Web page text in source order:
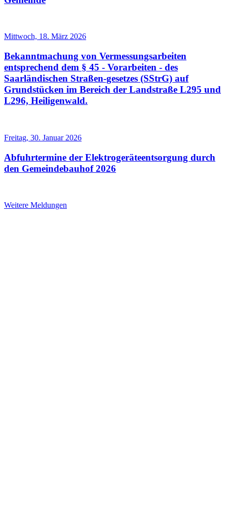
Mittwoch, 18. März 2026
Bekanntmachung von Vermessungsarbeiten
entsprechend dem § 45 - Vorarbeiten - des
Saarländischen Straßen-gesetzes (SStrG) auf
Grundstücken im Bereich der Landstraße L295 und
L296, Heiligenwald.
Freitag, 30. Januar 2026
Abfuhrtermine der Elektrogeräteentsorgung durch
den Gemeindebauhof 2026
Weitere Meldungen